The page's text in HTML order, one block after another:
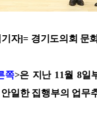
자]= 경기도의회 문
쪽>은 지난 11월 8일
일한 집행부의 업무